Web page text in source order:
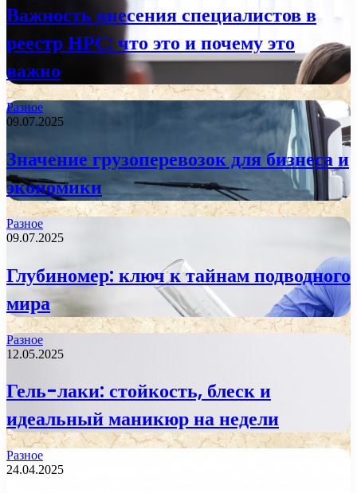
Важность внесения специалистов в
реестр НРС: что это и почему это
важно
Разное
09.07.2025
Значение грузоперевозок для бизнеса и
экономики
Разное
09.07.2025
Глубиномер: ключ к тайнам подводного
мира
Разное
12.05.2025
Гель-лаки: стойкость, блеск и
идеальный маникюр на недели
Разное
24.04.2025